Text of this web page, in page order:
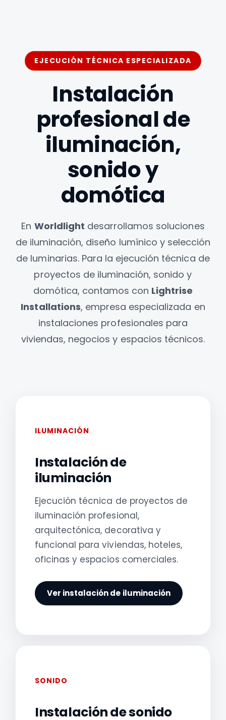
EJECUCIÓN TÉCNICA ESPECIALIZADA
Instalación
profesional de
iluminación,
sonido y
domótica
En Worldlight desarrollamos soluciones
de iluminación, diseño lumínico y selección
de luminarias. Para la ejecución técnica de
proyectos de iluminación, sonido y
domótica, contamos con Lightrise
Installations, empresa especializada en
instalaciones profesionales para
viviendas, negocios y espacios técnicos.
ILUMINACIÓN
Instalación de
iluminación
Ejecución técnica de proyectos de
iluminación profesional,
arquitectónica, decorativa y
funcional para viviendas, hoteles,
oficinas y espacios comerciales.
Ver instalación de iluminación
SONIDO
Instalación de sonido